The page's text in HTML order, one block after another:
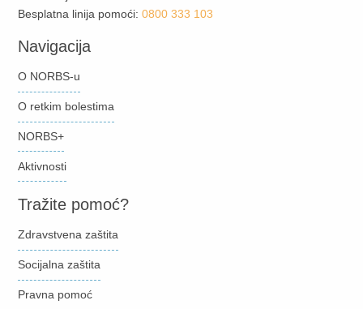
Besplatna linija pomoći: 0800 333 103
Navigacija
O NORBS-u
O retkim bolestima
NORBS+
Aktivnosti
Tražite pomoć?
Zdravstvena zaštita
Socijalna zaštita
Pravna pomoć